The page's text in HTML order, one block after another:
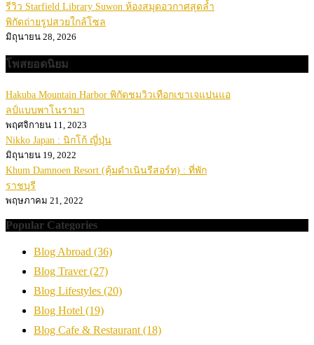
รีวิว Starfield Library Suwon ห้องสมุดอวกาศสุดล้ำ
พิกัดถ่ายรูปสวยใกล้โซล
มิถุนายน 28, 2026
โพสยอดนิยม
Hakuba Mountain Harbor พิกัดชมวิวเทือกเขาเจแปนแอ
ลป์แบบพาโนรามา
พฤศจิกายน 11, 2023
Nikko Japan : นิกโก้ ญี่ปุ่น
มิถุนายน 19, 2022
Khum Damnoen Resort (คุ้มดำเนินรีสอร์ท) : ที่พัก
ราชบุรี
พฤษภาคม 21, 2022
Popular Categories
Blog Abroad (36)
Blog Traver(27)
Blog Lifestyles (20)
Blog Hotel (19)
Blog Cafe & Restaurant (18)